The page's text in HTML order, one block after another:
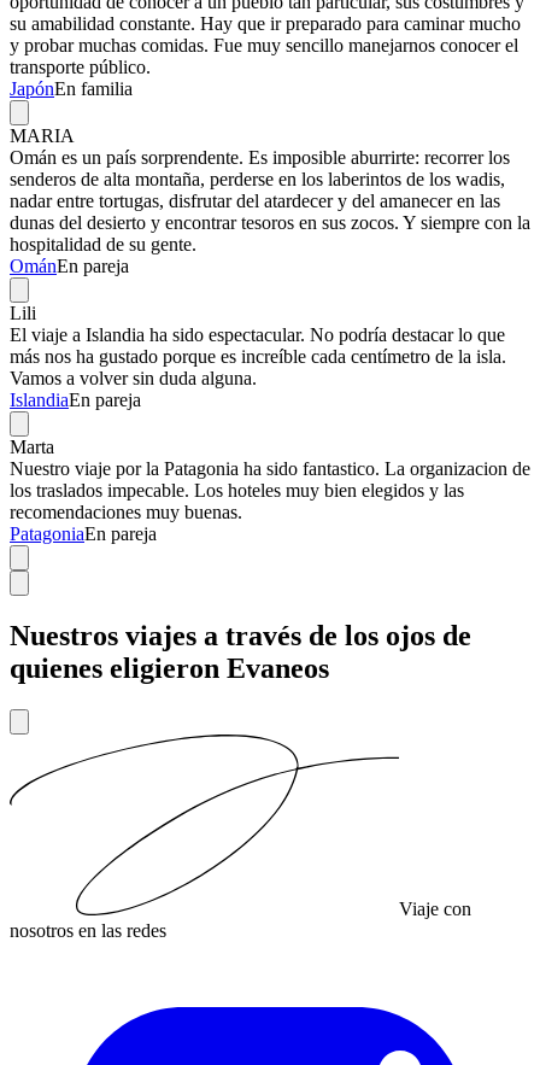
su amabilidad constante. Hay que ir preparado para caminar mucho
y probar muchas comidas. Fue muy sencillo manejarnos conocer el
transporte público.
JapónEn familia
MARIA
Omán es un país sorprendente. Es imposible aburrirte: recorrer los
senderos de alta montaña, perderse en los laberintos de los wadis,
nadar entre tortugas, disfrutar del atardecer y del amanecer en las
dunas del desierto y encontrar tesoros en sus zocos. Y siempre con la
hospitalidad de su gente.
OmánEn pareja
Lili
El viaje a Islandia ha sido espectacular. No podría destacar lo que
más nos ha gustado porque es increíble cada centímetro de la isla.
Vamos a volver sin duda alguna.
IslandiaEn pareja
Marta
Nuestro viaje por la Patagonia ha sido fantastico. La organizacion de
los traslados impecable. Los hoteles muy bien elegidos y las
recomendaciones muy buenas.
PatagoniaEn pareja
Nuestros viajes a través de los ojos de
quienes eligieron Evaneos
Viaje con
nosotros en las redes